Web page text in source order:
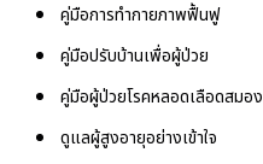
คู่มือการทำกายภาพฟื้นฟู
คู่มือปรับบ้านเพื่อผู้ป่วย
คู่มือผู้ป่วยโรคหลอดเลือดสมอง
ดูแลผู้สูงอายุอย่างเข้าใจ